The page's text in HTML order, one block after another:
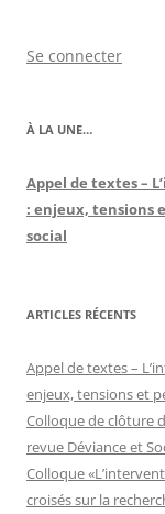
Se connecter
À LA UNE…
Appel de textes –
: enjeux, tensions
social
ARTICLES RÉCENTS
Appel de textes –
enjeux, tensions et
Colloque de clôture
revue Déviance et
Colloque
croisés sur la